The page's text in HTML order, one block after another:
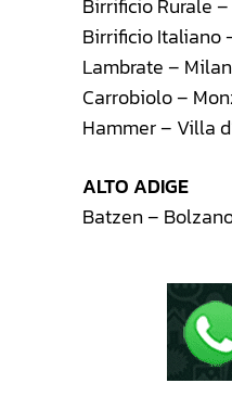
Birrificio Rurale
Birrificio Italiano
Lambrate –
Carrobiolo –
Hammer – Villa
ALTO ADIGE
Batzen –